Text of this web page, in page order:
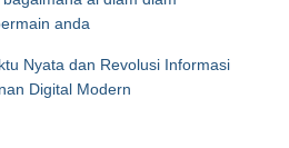
anda
Nyata dan Revolusi Informasi
Digital Modern